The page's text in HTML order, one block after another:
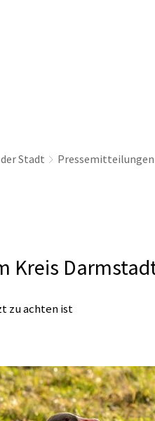
Stadt Pressemitteilungen
Kreis
zu achten ist